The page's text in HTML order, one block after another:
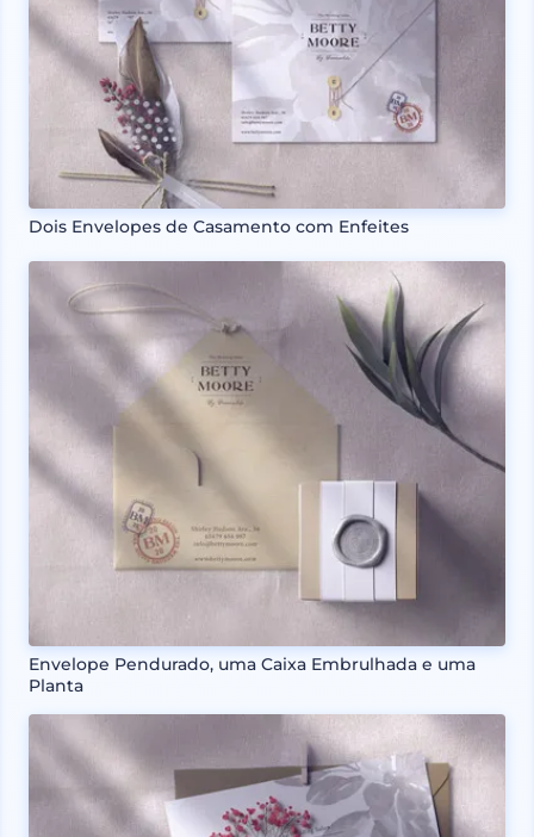
Dois Envelopes de Casamento com Enfeites
Envelope Pendurado, uma Caixa Embrulhada e uma
Planta